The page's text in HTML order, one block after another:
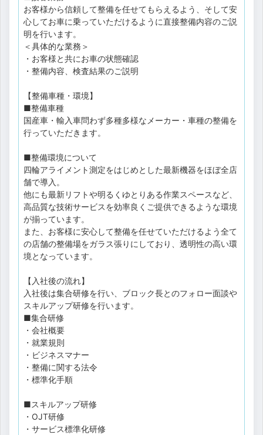
お客様から信頼して整備を任せてもらえるよう、そして安
心してお車に乗っていただけるように直接整備内容のご説
明を行います。
＜具体的な業務＞
・お客様と共にお車の状態確認
・整備内容、検査結果のご説明
【整備車種・環境】
■整備車種
国産車・輸入車問わず多種多様なメーカー・車種の整備を
行っていただきます。
■整備環境について
四輪アライメント測定をはじめとした最新機器をほぼ全店
舗で導入。
他にも最新リフトや明るくゆとりある作業スペースなど、
高品質な技術サービスを効率良くご提供できるような環境
が揃っています。
また、お客様に安心して整備を任せていただけるよう全て
の店舗の整備場をガラス張りにしており、透明性の高い環
境となっています。
【入社後の流れ】
入社後は集合研修を行い、ブロック長とのフォロー面談や
スキルアップ研修を行います。
■集合研修
・会社概要
・就業規則
・ビジネスマナー
・整備に関する法令
・標準化手順
■スキルアップ研修
・OJT研修
・サービス標準化研修